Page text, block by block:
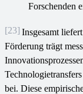
Forschenden
[23] Insgesamt
Förderung trägt
bei. Diese